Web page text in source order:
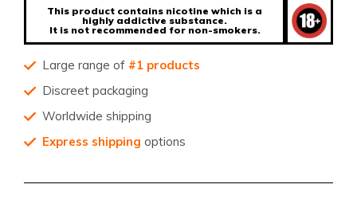
This product contains nicotine which is a
highly addictive substance.
It is not recommended for non-smokers.
Large range of #1 products
Discreet packaging
Worldwide shipping
Express shipping options